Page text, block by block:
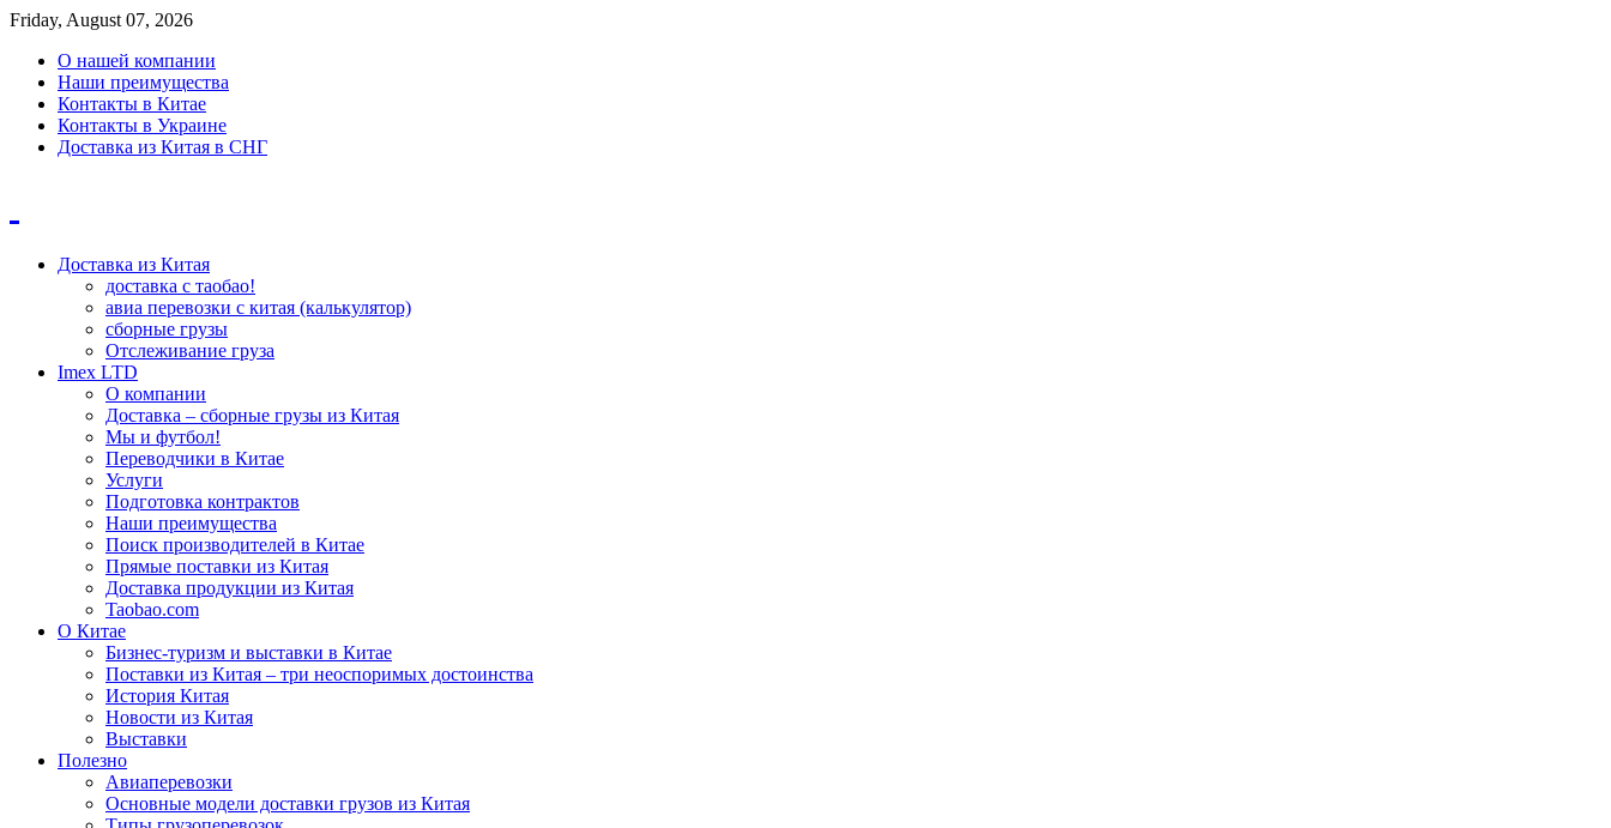
Friday, August 07, 2026
О нашей компании
Наши преимущества
Контакты в Китае
Контакты в Украине
Доставка из Китая в СНГ
Доставка из Китая
доставка с таобао!
авиа перевозки с китая (калькулятор)
сборные грузы
Отслеживание груза
Imex LTD
О компании
Доставка – сборные грузы из Китая
Мы и футбол!
Переводчики в Китае
Услуги
Подготовка контрактов
Наши преимущества
Поиск производителей в Китае
Прямые поставки из Китая
Доставка продукции из Китая
Taobao.com
О Китае
Бизнес-туризм и выставки в Китае
Поставки из Китая – три неоспоримых достоинства
История Китая
Новости из Китая
Выставки
Полезно
Авиаперевозки
Основные модели доставки грузов из Китая